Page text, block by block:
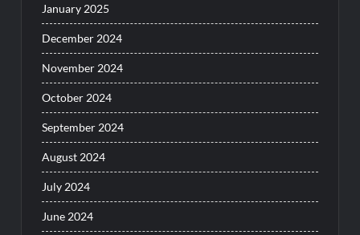
January 2025
December 2024
November 2024
October 2024
September 2024
August 2024
July 2024
June 2024